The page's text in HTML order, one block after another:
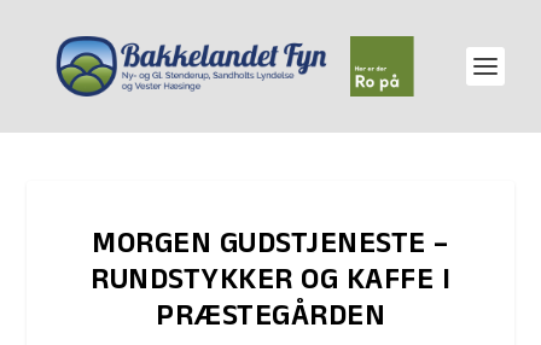
MORGEN GUDSTJENESTE –
RUNDSTYKKER OG KAFFE I
PRÆSTEGÅRDEN